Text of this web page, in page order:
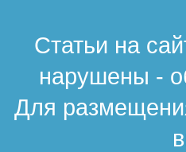
Статьи на
нарушены -
Для